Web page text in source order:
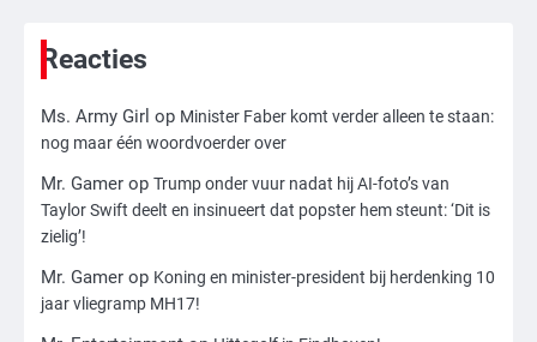
3
Nick Reiner, zoon van regisseur Rob
Reiner, gearresteerd na dood ouders
Ms. Army Girl
4
Amerikaanse regisseur Rob Reiner en
Reacties
Ms. Army Girl op Minister Faber komt verder alleen te staan:
nog maar één woordvoerder over
Mr. Gamer op Trump onder vuur nadat hij AI-foto’s van
Taylor Swift deelt en insinueert dat popster hem steunt: ‘Dit is
zielig’!
Mr. Gamer op Koning en minister-president bij herdenking 10
jaar vliegramp MH17!